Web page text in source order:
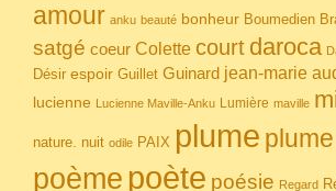
amour anku beauté bonheur Boumedien
satgé coeur Colette court daroca
Désir espoir Guillet Guinard jean-marie
lucienne Lucienne Maville-Anku Lumière maville
nature. nuit odile PAIX plume
poème poète poésie Regard